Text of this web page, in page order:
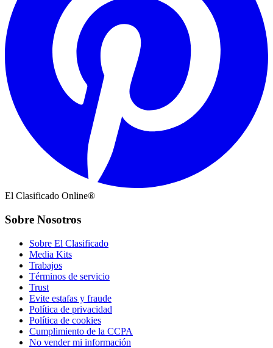
El Clasificado Online®
Sobre Nosotros
Sobre El Clasificado
Media Kits
Trabajos
Términos de servicio
Trust
Evite estafas y fraude
Política de privacidad
Política de cookies
Cumplimiento de la CCPA
No vender mi información